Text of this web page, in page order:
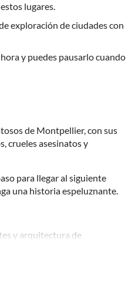
lugares.
exploración de ciudades con
y puedes pausarlo cuando
de Montpellier, con sus
crueles asesinatos y
para llegar al siguiente
una historia espeluznante.
y arquitectura de
ubicadas en el centro